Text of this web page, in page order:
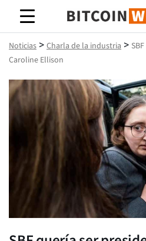
Sabiduría
Noticias > Charla de la industria >
Caroline Ellison